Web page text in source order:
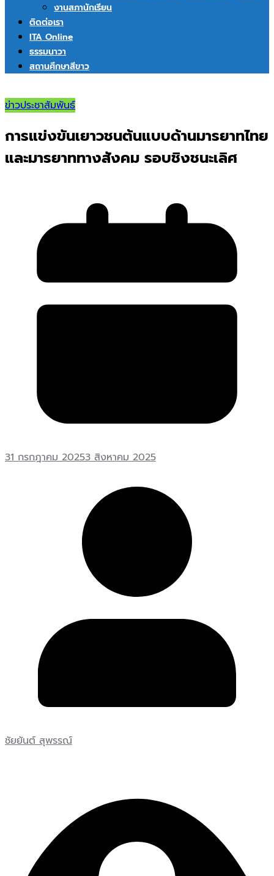
งานสภานักเรียน
ติดต่อเรา
ITA Online
ธรรมนาวา
สถานศึกษาสีขาว
ข่าวประชาสัมพันธ์
การแข่งขันเยาวชนต้นแบบด้านมารยาทไทย
และมารยาททางสังคม รอบชิงชนะเลิศ
31 กรกฎาคม 20253 สิงหาคม 2025
ชัยยันต์ สุพรรณ์